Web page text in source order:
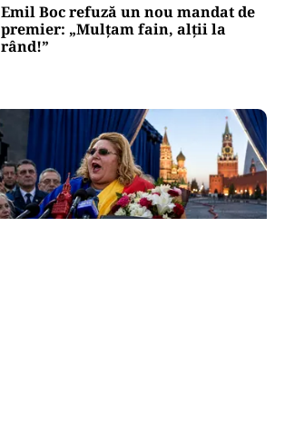
Emil Boc refuză un nou mandat de
premier: „Mulțam fain, alții la
rând!”